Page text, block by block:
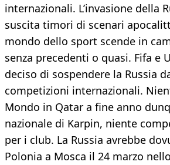
internazionali. L’invasione della
suscita timori di scenari
mondo dello sport scende in
senza precedenti o quasi. Fifa e
deciso di sospendere la Russia
competizioni internazionali.
Mondo in Qatar a fine anno
nazionale di Karpin, niente
per i club. La Russia avrebbe
Polonia a Mosca il 24 marzo